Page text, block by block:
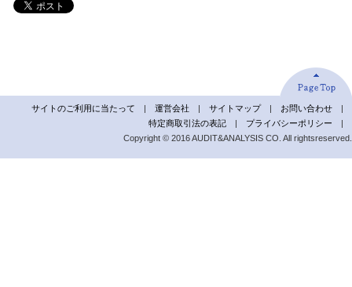
お問い合わせ
サイトマップ
運営会社
サイトのご利用に当たって
プライバシーポリシー
特定商取引法の表記
Copyright © 2016 AUDIT&ANALYSIS CO. All rightsreserved.